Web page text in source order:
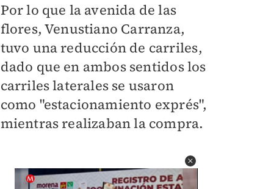
Por lo que la avenida de las
flores, Venustiano Carranza,
tuvo una reducción de carriles,
dado que en ambos sentidos los
carriles laterales se usaron
como "estacionamiento exprés",
mientras realizaban la compra.